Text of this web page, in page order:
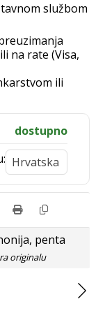
službom
na rate (Visa,
ili
dostupno
penta